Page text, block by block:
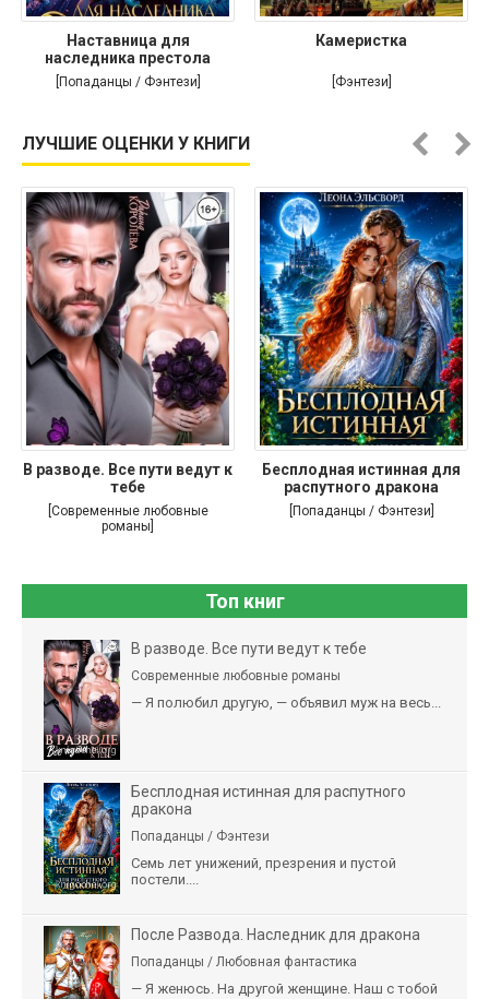
Наставница для
наследника престола
[Попаданцы / Фэнтези]
Камеристка
[Фэнтези]
ЛУЧШИЕ ОЦЕНКИ У КНИГИ
В разводе. Все пути ведут к
тебе
[Современные любовные
романы]
Бесплодная истинная для
распутного дракона
[Попаданцы / Фэнтези]
Топ книг
В разводе. Все пути ведут к тебе
Современные любовные романы
— Я полюбил другую, — объявил муж на весь...
Бесплодная истинная для распутного
дракона
Попаданцы / Фэнтези
Семь лет унижений, презрения и пустой
постели....
После Развода. Наследник для дракона
Попаданцы / Любовная фантастика
— Я женюсь. На другой женщине. Наш с тобой